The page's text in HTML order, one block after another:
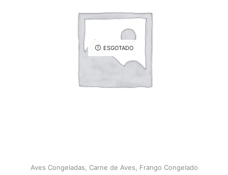
ESGOTADO
Aves Congeladas Carne de Aves
Frango Congelado